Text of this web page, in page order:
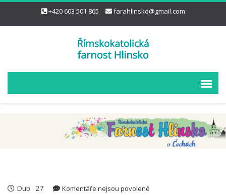
+420 603 501 865 farahlinsko@gmail.com
Dub 27 Komentáře nejsou povolené